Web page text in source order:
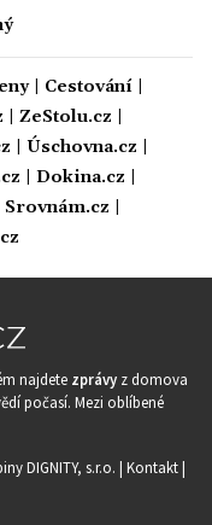
| Cestování|
ZeStolu.cz
Úschovna.cz
Dokina.cz
Srovnám.cz
najdete zprávy z domova
počasí. Mezi oblíbené
DIGNITY, s.r.o. | Kontakt|